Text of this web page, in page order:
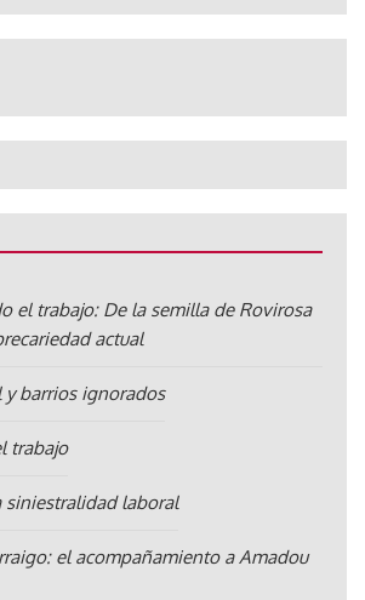
el trabajo: De la semilla de Rovirosa
actual
y barrios ignorados
trabajo
siniestralidad laboral
el acompañamiento a Amadou